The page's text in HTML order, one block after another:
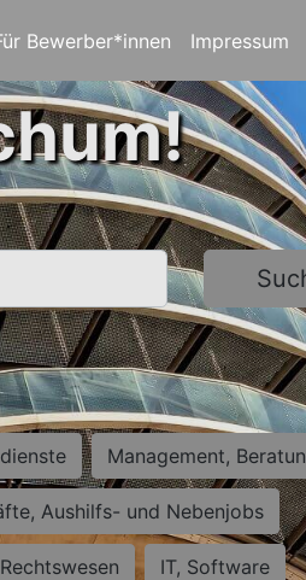
Bewerber*innen Impressum
Management,
Aushilfs- und Nebenjobs
Rechtswesen IT, Software